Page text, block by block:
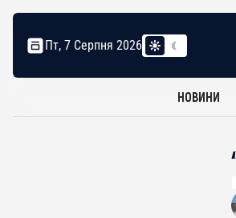
Пт, 7 Серпня 2026
НОВИНИ